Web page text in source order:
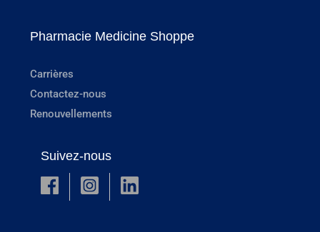
Pharmacie Medicine Shoppe
Carrières
Contactez-nous
Renouvellements
Suivez-nous